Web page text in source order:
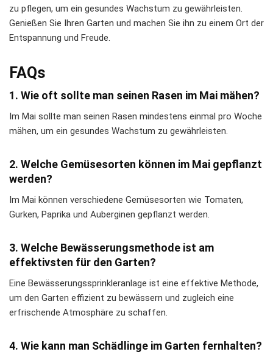
zu pflegen, um ein gesundes Wachstum zu gewährleisten.
Genießen Sie Ihren Garten und machen Sie ihn zu einem Ort der
Entspannung und Freude.
FAQs
1. Wie oft sollte man seinen Rasen im Mai mähen?
Im Mai sollte man seinen Rasen mindestens einmal pro Woche
mähen, um ein gesundes Wachstum zu gewährleisten.
2. Welche Gemüsesorten können im Mai gepflanzt
werden?
Im Mai können verschiedene Gemüsesorten wie Tomaten,
Gurken, Paprika und Auberginen gepflanzt werden.
3. Welche Bewässerungsmethode ist am
effektivsten für den Garten?
Eine Bewässerungssprinkleranlage ist eine effektive Methode,
um den Garten effizient zu bewässern und zugleich eine
erfrischende Atmosphäre zu schaffen.
4. Wie kann man Schädlinge im Garten fernhalten?